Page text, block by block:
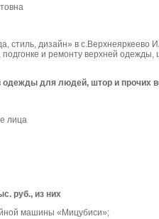
стиль, дизайн» в с.Верхнеяркеево
и ремонту верхней
для людей, штор и прочих
лица
руб., из них
машины «Мицубиси»;